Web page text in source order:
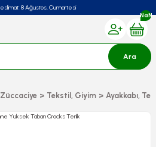
8 Ağustos, Cumartesi
Ara
NaN
Züccaciye Tekstil, Giyim Ayakkabı,